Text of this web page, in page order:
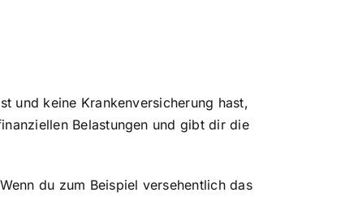
und keine Krankenversicherung hast,
Belastungen und gibt dir die
du zum Beispiel versehentlich das